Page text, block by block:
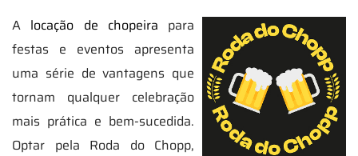
A locação de chopeira para
festas e eventos apresenta
uma série de vantagens que
tornam qualquer celebração
mais prática e bem-sucedida.
Optar pela Roda do Chopp,